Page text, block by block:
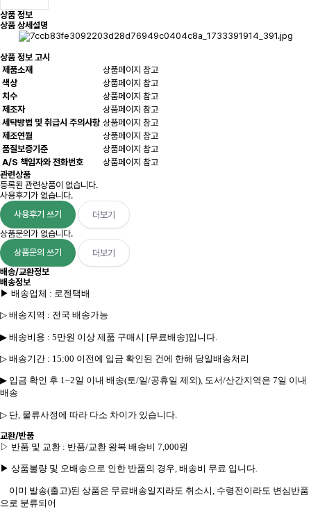
상품 정보
상품 상세설명
상품 정보 고시
제품소재
상품페이지 참고
색상
상품페이지 참고
치수
상품페이지 참고
제조자
상품페이지 참고
세탁방법 및 취급시 주의사항 상품페이지 참고
제조연월
상품페이지 참고
품질보증기준
상품페이지 참고
A/S 책임자와 전화번호
상품페이지 참고
관련상품
등록된 관련상품이 없습니다.
사용후기가 없습니다.
사용후기 쓰기
더보기
상품문의가 없습니다.
상품문의 쓰기
더보기
배송/교환정보
배송정보
▶ 배송업체 : 로젠 택배
▷ 배송지역 : 전국 배송가능
▶ 배송비용 : 5만원 이상 제품 구매시 [무료배송]입니다
▷ 배송기간 : 15:00 이전에 입금 확인된 건에 한해 당일배송처리
▶ 입금 확인 후 1~2일 이내 배송(토/일/공휴일 제외), 도서/산간지역은 7일 이내
배송
▷ 단 물류사정에 따라 다소 차이가 있습니다
교환/반품
▷ 반품 및 교환 : 반품/교환 왕복 배송비 7,000원
▶ 상품불량 및 오배송으로 인한 반품의 경우, 배송비 무료 입니다.
이미 발송(출고)된 상품은 무료배송일지라도 취소시 수령전이라도 변심반품
으로 분류되어